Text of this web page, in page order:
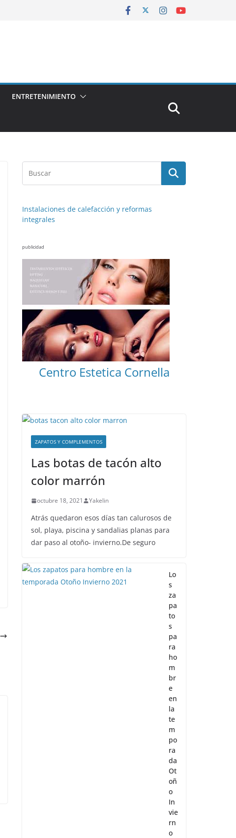
ENTRETENIMIENTO
Instalaciones de calefacción y reformas
integrales
publicidad
Centro Estetica Cornella
ZAPATOS Y COMPLEMENTOS
Las botas de tacón alto
color marrón
octubre 18, 2021 Yakelin
Atrás quedaron esos días tan calurosos de
sol, playa, piscina y sandalias planas para
dar paso al otoño- invierno.De seguro
Lo
s
za
pa
to
s
pa
ra
ho
m
br
e
en
la
te
m
po
ra
da
Ot
oñ
o
In
vie
rn
o